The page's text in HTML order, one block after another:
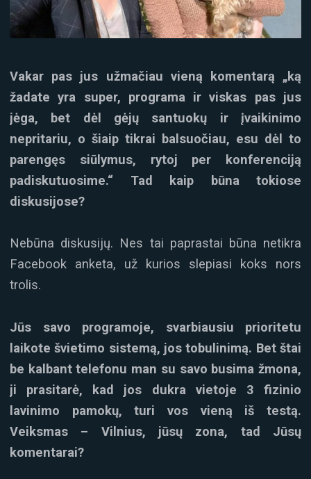
Vakar pas jus užmačiau vieną komentarą „ką
žadate yra super, programa ir viskas pas jus
jėga, bet dėl gėjų santuokų ir įvaikinimo
nepritariu, o šiaip tikrai balsuočiau, esu dėl to
parengęs siūlymus, rytoj per konferenciją
padiskutuosime.“ Tad kaip būna tokiose
diskusijose?
Nebūna diskusijų. Nes tai paprastai būna netikra
Facebook anketa, už kurios slepiasi koks nors
trolis.
Jūs savo programoje, svarbiausiu prioritetu
laikote švietimo sistemą, jos tobulinimą. Bet štai
be kalbant telefonu man su savo busima žmona,
ji prasitarė, kad jos dukra vietoje 3 fizinio
lavinimo pamokų, turi vos vieną iš testą.
Veiksmas – Vilnius, jūsų zona, tad Jūsų
komentarai?